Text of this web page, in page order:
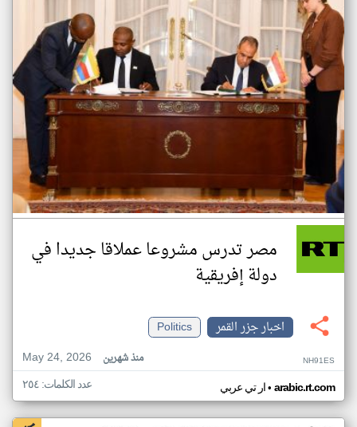
مصر تدرس مشروعا عملاقا جديدا في
دولة إفريقية
اخبار جزر القمر
Politics
May 24, 2026
منذ شهرين NH91ES
ار تي عربي• arabic.rt.com عدد الكلمات: ٢٥٤